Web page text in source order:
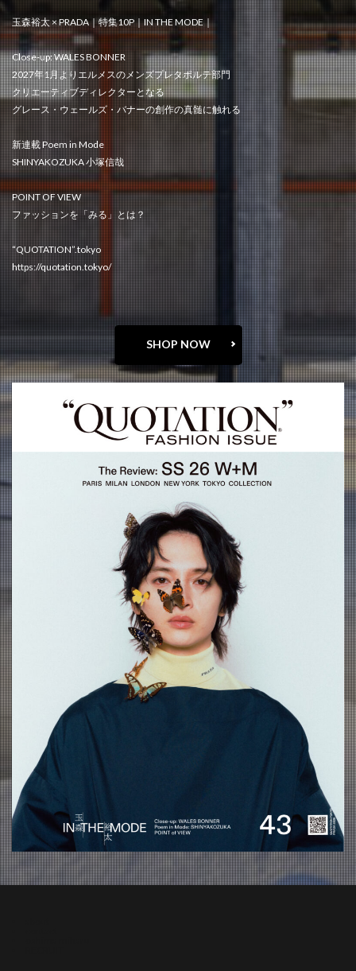
玉森裕太 × PRADA｜特集10P｜IN THE MODE｜
Close-up: WALES BONNER
2027年1月よりエルメスのメンズプレタポルテ部門
クリエーティブディレクターとなる
グレース・ウェールズ・バナーの創作の真髄に触れる
新連載 Poem in Mode
SHINYAKOZUKA 小塚信哉
POINT OF VIEW
ファッションを「みる」とは？
“QUOTATION”.tokyo
https://quotation.tokyo/
SHOP NOW